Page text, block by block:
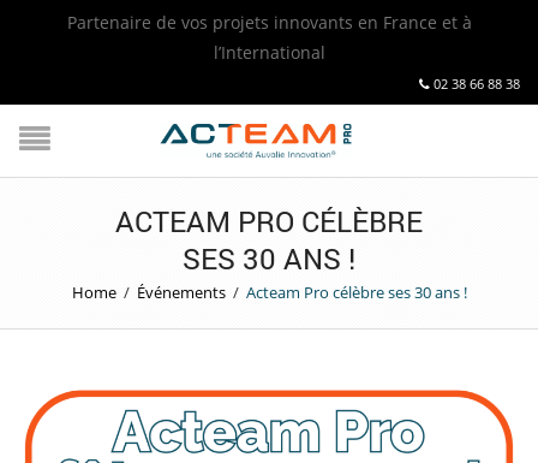
Partenaire de vos projets innovants en France et à
l’International
02 38 66 88 38
ACTEAM PRO CÉLÈBRE
SES 30 ANS !
Home / Événements / Acteam Pro célèbre ses 30 ans !